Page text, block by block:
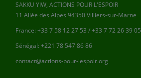
SAKKU YIW, ACTIONS POUR L'ESPOIR
11 Allée des Alpes 94350 Villiers-sur-Marne
France: +33 7 58 12 27 53 / +33 7 72 26 39 05
Sénégal: +221 78 547 86 86
contact@actions-pour-lespoir.org